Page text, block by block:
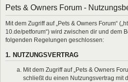
Pets & Owners Forum -
Mit dem Zugriff auf „Pets & Owners Forum“
10.de/petforum“) wird zwischen dir und dem
folgenden Regelungen geschlossen:
1. NUTZUNGSVERTRAG
Mit dem Zugriff auf „Pets & Owners
schließt du einen Nutzungsvertrag mit